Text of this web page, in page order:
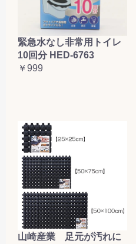
緊急水なし非常用トイレ
10回分 HED-6763
￥999
山崎産業 足元が汚れに